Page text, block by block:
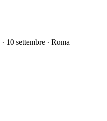
10 settembre · Roma